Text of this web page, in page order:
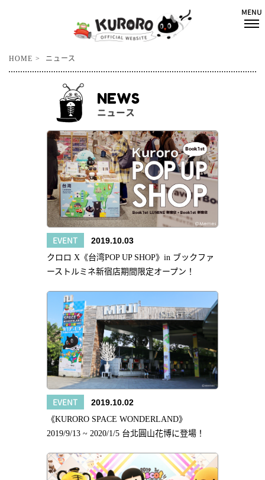
HOME ニュース
NEWS
ニュース
EVENT 2019.10.03
クロロ X《台湾POP UP SHOP》in ブックファ
ーストルミネ新宿店期間限定オープン！
EVENT 2019.10.02
《KURORO SPACE WONDERLAND》
2019/9/13 ~ 2020/1/5 台北圓山花博に登場！